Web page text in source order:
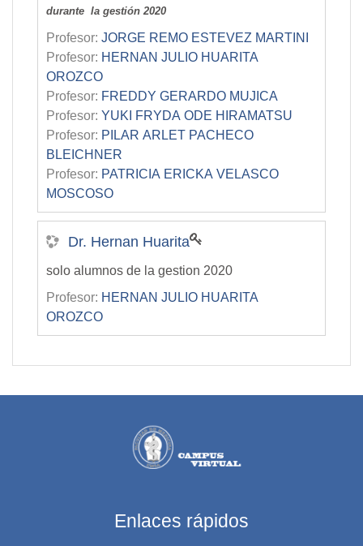
durante la gestión 2020
Profesor: JORGE REMO ESTEVEZ MARTINI
Profesor: HERNAN JULIO HUARITA
OROZCO
Profesor: FREDDY GERARDO MUJICA
Profesor: YUKI FRYDA ODE HIRAMATSU
Profesor: PILAR ARLET PACHECO
BLEICHNER
Profesor: PATRICIA ERICKA VELASCO
MOSCOSO
Dr. Hernan Huarita
solo alumnos de la gestion 2020
Profesor: HERNAN JULIO HUARITA
OROZCO
Enlaces rápidos